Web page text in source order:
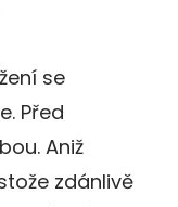
se
Před
Aniž
zdánlivě